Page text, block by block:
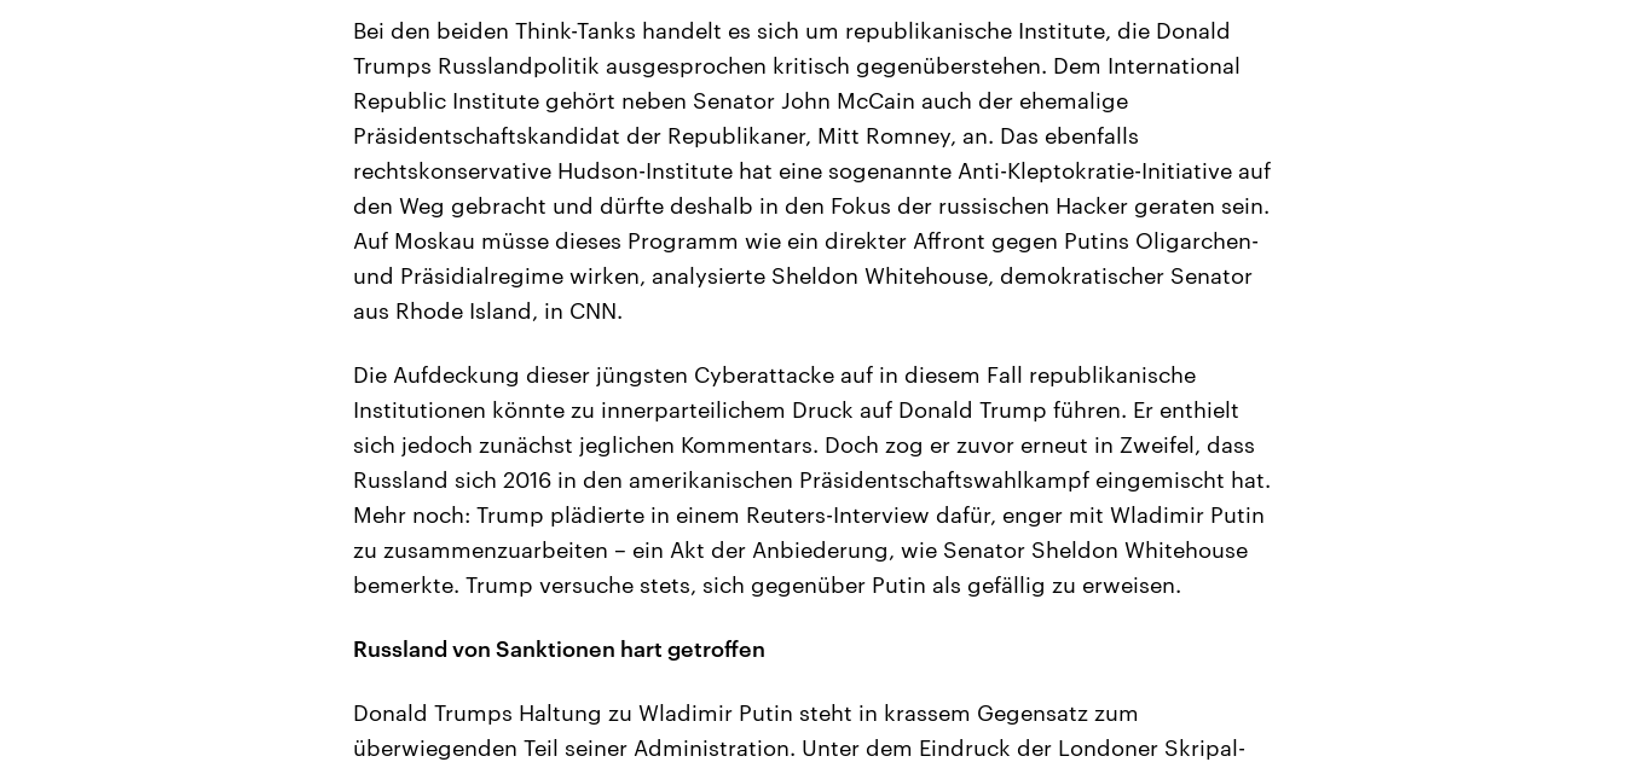
Bei den beiden Think-Tanks handelt es sich um republikanische Institute, die Donald
Trumps Russlandpolitik ausgesprochen kritisch gegenüberstehen. Dem International
Republic Institute gehört neben Senator John McCain auch der ehemalige
Präsidentschaftskandidat der Republikaner, Mitt Romney, an. Das ebenfalls
rechtskonservative Hudson-Institute hat eine sogenannte Anti-Kleptokratie-Initiative auf
den Weg gebracht und dürfte deshalb in den Fokus der russischen Hacker geraten sein.
Auf Moskau müsse dieses Programm wie ein direkter Affront gegen Putins Oligarchen-
und Präsidialregime wirken, analysierte Sheldon Whitehouse, demokratischer Senator
aus Rhode Island, in CNN.
Die Aufdeckung dieser jüngsten Cyberattacke auf in diesem Fall republikanische
Institutionen könnte zu innerparteilichem Druck auf Donald Trump führen. Er enthielt
sich jedoch zunächst jeglichen Kommentars. Doch zog er zuvor erneut in Zweifel, dass
Russland sich 2016 in den amerikanischen Präsidentschaftswahlkampf eingemischt hat.
Mehr noch: Trump plädierte in einem Reuters-Interview dafür, enger mit Wladimir Putin
zu zusammenzuarbeiten – ein Akt der Anbiederung, wie Senator Sheldon Whitehouse
bemerkte. Trump versuche stets, sich gegenüber Putin als gefällig zu erweisen.
Russland von Sanktionen hart getroffen
Donald Trumps Haltung zu Wladimir Putin steht in krassem Gegensatz zum
überwiegenden Teil seiner Administration. Unter dem Eindruck der Londoner Skripal-